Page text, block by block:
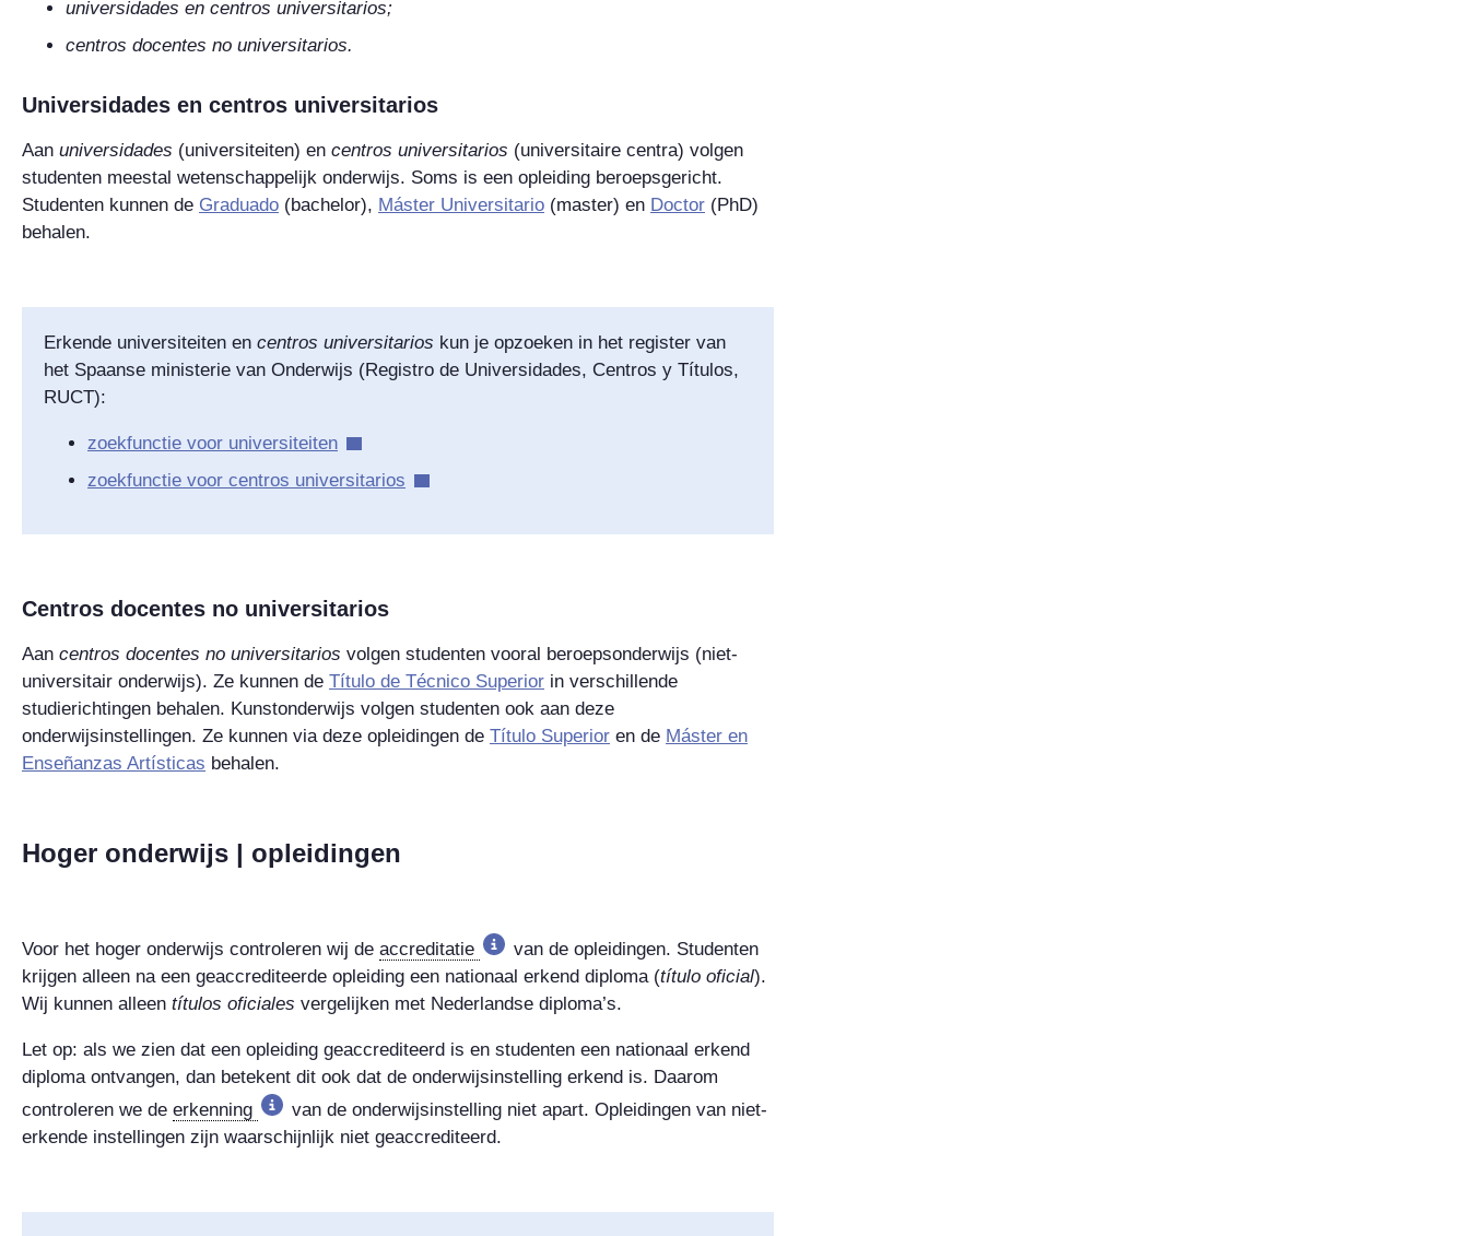
universidades en centros universitarios;
centros docentes no universitarios.
Universidades en centros universitarios
Aan universidades (universiteiten) en centros universitarios (universitaire centra) volgen
studenten meestal wetenschappelijk onderwijs. Soms is een opleiding beroepsgericht.
Studenten kunnen de Graduado (bachelor), Máster Universitario (master) en Doctor (PhD)
behalen.
Erkende universiteiten en centros universitarios kun je opzoeken in het register van
het Spaanse ministerie van Onderwijs (Registro de Universidades, Centros y Títulos,
RUCT):
zoekfunctie voor universiteiten
zoekfunctie voor centros universitarios
Centros docentes no universitarios
Aan centros docentes no universitarios volgen studenten vooral beroepsonderwijs (niet-
universitair onderwijs). Ze kunnen de Título de Técnico Superior in verschillende
studierichtingen behalen. Kunstonderwijs volgen studenten ook aan deze
onderwijsinstellingen. Ze kunnen via deze opleidingen de Título Superior en de Máster en
Enseñanzas Artísticas behalen.
Hoger onderwijs | opleidingen
Voor het hoger onderwijs controleren wij de accreditatie
van de opleidingen. Studenten
krijgen alleen na een geaccrediteerde opleiding een nationaal erkend diploma (título oficial).
Wij kunnen alleen títulos oficiales vergelijken met Nederlandse diploma’s.
Let op: als we zien dat een opleiding geaccrediteerd is en studenten een nationaal erkend
diploma ontvangen, dan betekent dit ook dat de onderwijsinstelling erkend is. Daarom
controleren we de erkenning
van de onderwijsinstelling niet apart. Opleidingen van niet-
erkende instellingen zijn waarschijnlijk niet geaccrediteerd.